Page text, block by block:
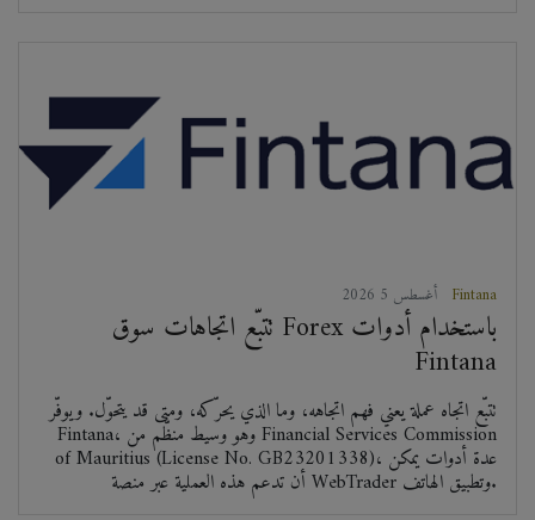
Fintana
تتبّع اتجاهات سوق Forex باستخدام أدوات
Fintana
تتبّع اتجاه عملة يعني فهم اتجاهه، وما الذي يحرّكه، ومتى قد يتحوّل. ويوفّر
Fintana، وهو وسيط منظّم من Financial Services Commission
of Mauritius (License No. GB23201338)، عدة أدوات يمكن
أن تدعم هذه العملية عبر منصة WebTrader وتطبيق الهاتف.